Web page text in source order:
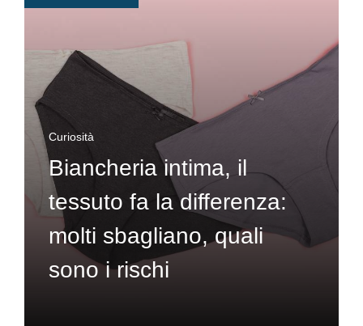
Curiosità
Biancheria intima, il
tessuto fa la differenza:
molti sbagliano, quali
sono i rischi